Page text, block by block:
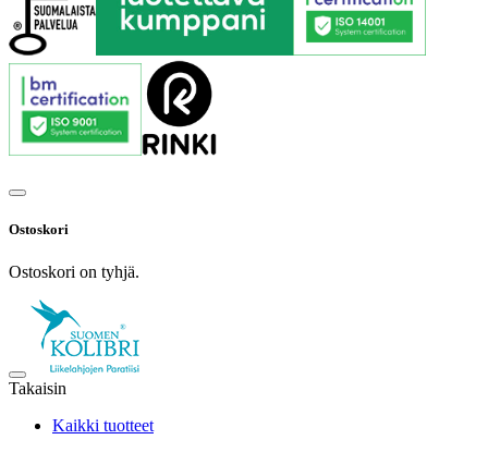
Ostoskori
Ostoskori on tyhjä.
Takaisin
Kaikki tuotteet